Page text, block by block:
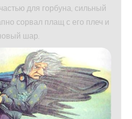
для горбуна, сильный
сорвал плащ с его плеч и
шар.